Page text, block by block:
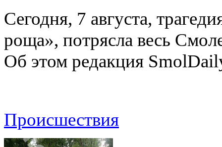
Сегодня, 7 августа,
роща», потрясла весь
Об этом редакция
Происшествия